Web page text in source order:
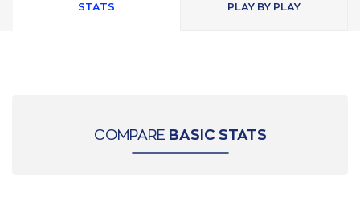
STATS PLAY BY PLAY
COMPARE BASIC STATS